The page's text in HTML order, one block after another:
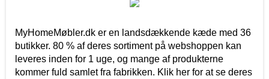
MyHomeMøbler.dk er en landsdækkende kæde med 36
butikker. 80 % af deres sortiment på webshoppen kan
leveres inden for 1 uge, og mange af produkterne
kommer fuld samlet fra fabrikken. Klik her for at se deres